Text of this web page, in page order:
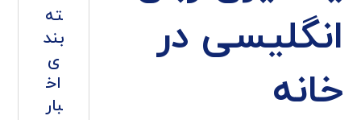
انگلیسی در
خانه
ته
بند
ی
اخ
بار